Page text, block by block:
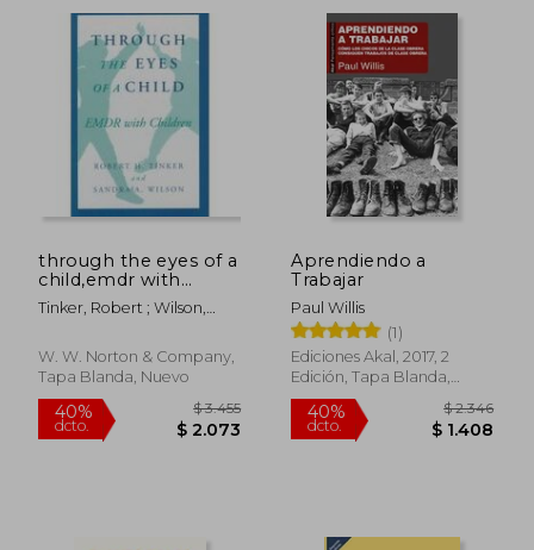
40%
dcto.
40%
dcto.
through the eyes of a
child,emdr with
children (en Inglés)
Tinker, Robert ; Wilson,
W. W. Norton & Company,
Tapa Blanda, Nuevo
Aprendiendo a
Trabajar
Paul Willis
(1)
Ediciones Akal, 2017, 2
Edición, Tapa Blanda,
Nuevo